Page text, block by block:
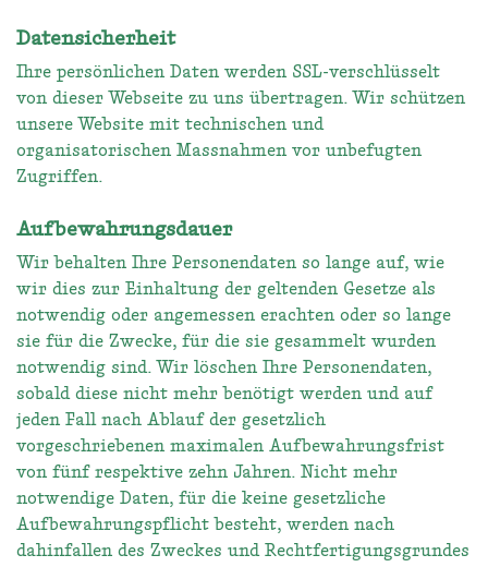
Datensicherheit
Ihre persönlichen Daten werden SSL-verschlüsselt
von dieser Webseite zu uns übertragen. Wir schützen
unsere Website mit technischen und
organisatorischen Massnahmen vor unbefugten
Zugriffen.
Aufbewahrungsdauer
Wir behalten Ihre Personendaten so lange auf, wie
wir dies zur Einhaltung der geltenden Gesetze als
notwendig oder angemessen erachten oder so lange
sie für die Zwecke, für die sie gesammelt wurden
notwendig sind. Wir löschen Ihre Personendaten,
sobald diese nicht mehr benötigt werden und auf
jeden Fall nach Ablauf der gesetzlich
vorgeschriebenen maximalen Aufbewahrungsfrist
von fünf respektive zehn Jahren. Nicht mehr
notwendige Daten, für die keine gesetzliche
Aufbewahrungspflicht besteht, werden nach
dahinfallen des Zweckes und Rechtfertigungsgrundes